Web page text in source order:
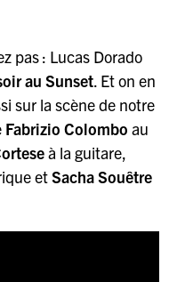
pas : Lucas Dorado
au Sunset . Et on en
sur la scène de notre
Fabrizio Colombo au
à la guitare,
etSacha Souêtre